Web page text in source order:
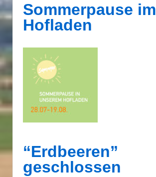
Sommerpause im
Hofladen
“Erdbeeren”
geschlossen